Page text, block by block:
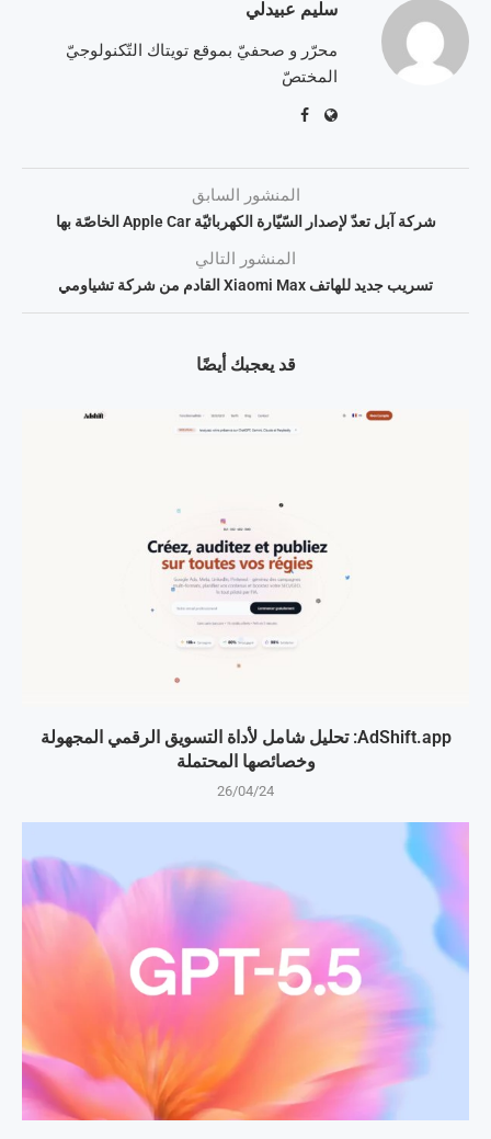
سليم عبيدلي
محرّر و صحفيّ بموقع تويتاك التّكنولوجيّ
المختصّ
المنشور السابق
شركة آبل تعدّ لإصدار السّيّارة الكهربائيّة Apple Car الخاصّة بها
المنشور التالي
تسريب جديد للهاتف Xiaomi Max القادم من شركة تشياومي
قد يعجبك أيضًا
AdShift.app: تحليل شامل لأداة التسويق الرقمي المجهولة
وخصائصها المحتملة
26/04/24